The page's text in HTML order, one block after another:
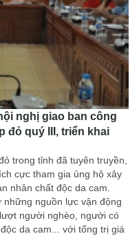
nghị giao ban công
đỏ quý III, triển khai
trong tỉnh đã tuyên truyền,
cực tham gia ủng hộ xây
nhân chất độc da cam.
nguồn lực vận động
người nghèo, người có
da cam... với tổng trị giá